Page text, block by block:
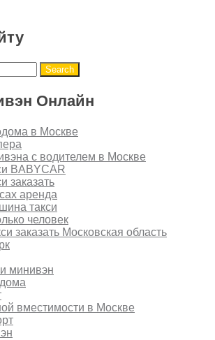
Онлайн
в Москве
с водителем в Москве
BABYCAR
заказать
аренда
такси
человек
заказать Московская область
минивэн
вместимости в Москве